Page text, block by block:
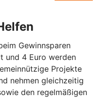
Gewinnsparen
und 4 Euro werden
Projekte
nehmen gleichzeitig
den regelmäßigen